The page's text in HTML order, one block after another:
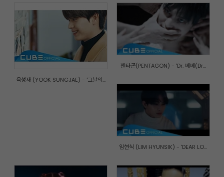
육성재 (YOOK SUNGJAE) - '그날의...
펜타곤(PENTAGON) - 'Dr. 베베(Dr...
임현식 (LIM HYUNSIK) - 'DEAR LO...